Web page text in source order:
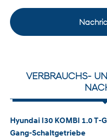
VERBRAUCHS-
Hyundai I30 KOMBI 1.0 T-
Gang-Schaltgetriebe